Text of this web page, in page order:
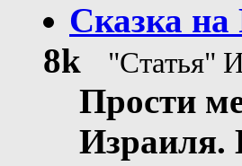
Сказка
8k
"Статья"
Прости
Израиля.